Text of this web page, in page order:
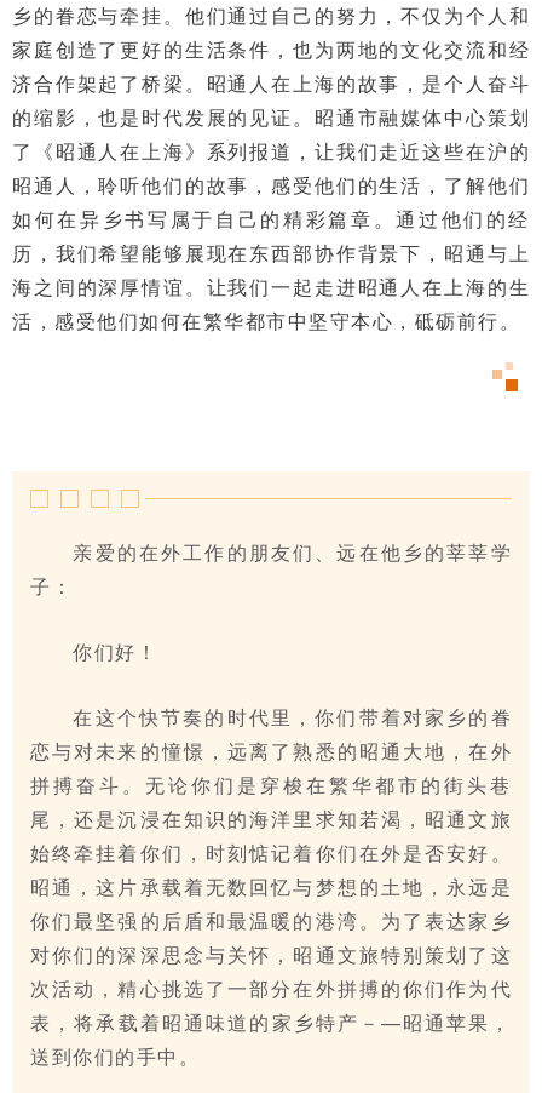
乡的眷恋与牵挂。他们通过自己的努力，不仅为个人和
家庭创造了更好的生活条件，也为两地的文化交流和经
济合作架起了桥梁。昭通人在上海的故事，是个人奋斗
的缩影，也是时代发展的见证。昭通市融媒体中心策划
了《昭通人在上海》系列报道，让我们走近这些在沪的
昭通人，聆听他们的故事，感受他们的生活，了解他们
如何在异乡书写属于自己的精彩篇章。通过他们的经
历，我们希望能够展现在东西部协作背景下，昭通与上
海之间的深厚情谊。让我们一起走进昭通人在上海的生
活，感受他们如何在繁华都市中坚守本心，砥砺前行。
亲爱的在外工作的朋友们、远在他乡的莘莘学
子：
你们好！
在这个快节奏的时代里，你们带着对家乡的眷
恋与对未来的憧憬，远离了熟悉的昭通大地，在外
拼搏奋斗。无论你们是穿梭在繁华都市的街头巷
尾，还是沉浸在知识的海洋里求知若渴，昭通文旅
始终牵挂着你们，时刻惦记着你们在外是否安好。
昭通，这片承载着无数回忆与梦想的土地，永远是
你们最坚强的后盾和最温暖的港湾。为了表达家乡
对你们的深深思念与关怀，昭通文旅特别策划了这
次活动，精心挑选了一部分在外拼搏的你们作为代
表，将承载着昭通味道的家乡特产－—昭通苹果，
送到你们的手中。